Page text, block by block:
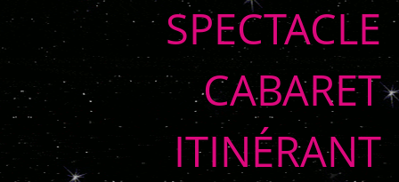
SPECTACLE
CABARET
ITINÉRANT